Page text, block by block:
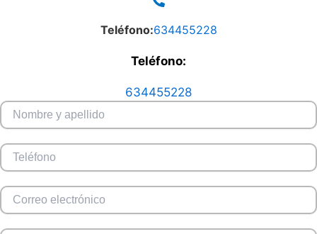
Teléfono:634455228
Teléfono:
634455228